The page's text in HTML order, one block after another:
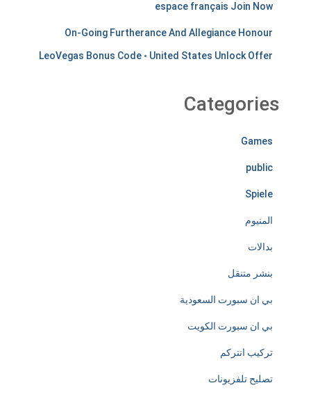
s
e
s
s
y
d
e
d
espace français Join Now
On-Going Furtherance And Allegiance Honour
LeoVegas Bonus Code ◦ United States Unlock Offer
Categories
Games
public
Spiele
المنيوم
بدالات
بنشر متنقل
بي ان سبورت السعودية
بي ان سبورت الكويت
تركيب انتركم
تصليح تلفزيونات